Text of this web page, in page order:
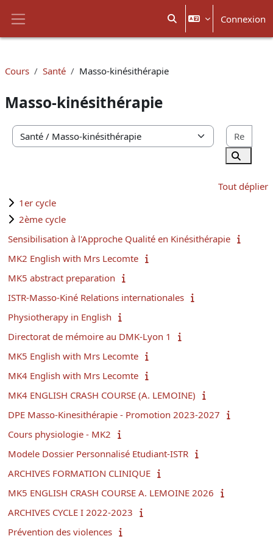
Activer/désactiver la
Connexion
Cours Santé Masso-kinésithérapie
Masso-kinésithérapie
Catégories de cours
Tout déplier
1er cycle
2ème cycle
Sensibilisation à l'Approche Qualité en Kinésithérapie
MK2 English with Mrs Lecomte
MK5 abstract preparation
ISTR-Masso-Kiné Relations internationales
Physiotherapy in English
Directorat de mémoire au DMK-Lyon 1
MK5 English with Mrs Lecomte
MK4 English with Mrs Lecomte
MK4 ENGLISH CRASH COURSE (A. LEMOINE)
DPE Masso-Kinesithérapie - Promotion 2023-2027
Cours physiologie - MK2
Modele Dossier Personnalisé Etudiant-ISTR
ARCHIVES FORMATION CLINIQUE
MK5 ENGLISH CRASH COURSE A. LEMOINE 2026
ARCHIVES CYCLE I 2022-2023
Prévention des violences